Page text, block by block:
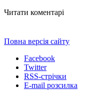
Читати коментарі
Повна версія сайту
Facebook
Twitter
RSS-стрічки
E-mail розсилка